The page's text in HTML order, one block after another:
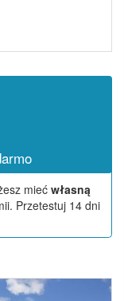
miećwłasną
Przetestuj 14 dni
Next